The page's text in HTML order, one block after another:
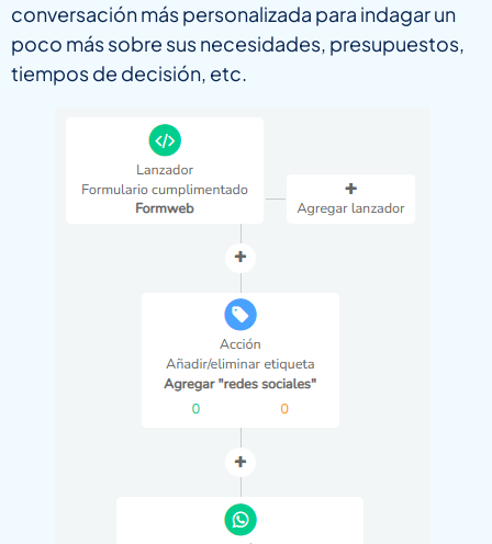
conversación más personalizada para indagar un
poco más sobre sus necesidades, presupuestos,
tiempos de decisión, etc.